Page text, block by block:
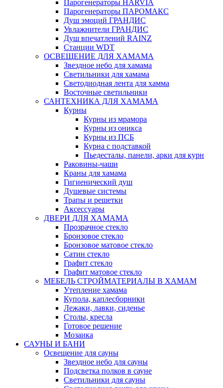
Парогенераторы HARVIA
Парогенераторы ПАРОМАКС
Душ эмоций ГРАНДИС
Увлажнители ГРАНДИС
Душ впечатлений RAINZ
Станции WDT
ОСВЕЩЕНИЕ ДЛЯ ХАМАМА
Звездное небо для хамама
Светильники для хамама
Светодиодная лента для хамма
Восточные светильники
САНТЕХНИКА ДЛЯ ХАМАМА
Курны
Курны из мрамора
Курны из оникса
Курны из ПСБ
Курна с подставкой
Пьедесталы, панели, арки для курн
Раковины-чаши
Краны для хамама
Гигиенический душ
Душевые системы
Трапы и решетки
Аксессуары
ДВЕРИ ДЛЯ ХАМАМА
Прозрачное стекло
Бронзовое стекло
Бронзовое матовое стекло
Сатин стекло
Графит стекло
Графит матовое стекло
МЕБЕЛЬ СТРОЙМАТЕРИАЛЫ В ХАМАМ
Утепление хамама
Купола, каплесборники
Лежаки, лавки, сиденье
Столы, кресла
Готовое решение
Мозаика
САУНЫ И БАНИ
Освещение для сауны
Звездное небо для сауны
Подсветка полков в сауне
Светильники для сауны